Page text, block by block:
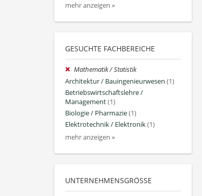
mehr anzeigen »
GESUCHTE FACHBEREICHE
Mathematik / Statistik
Architektur / Bauingenieurwesen (1)
Betriebswirtschaftslehre /
Management(1)
Biologie / Pharmazie(1)
Elektrotechnik / Elektronik(1)
mehr anzeigen »
UNTERNEHMENSGRÖSSE